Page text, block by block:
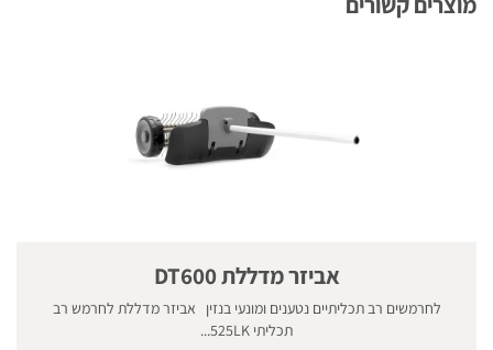
אביזר מדללת DT600
לחרמשים רב תכליתיים נטענים ומונעי בנזין אביזר מדללת לחרמש רב
תכליתי 525LK...